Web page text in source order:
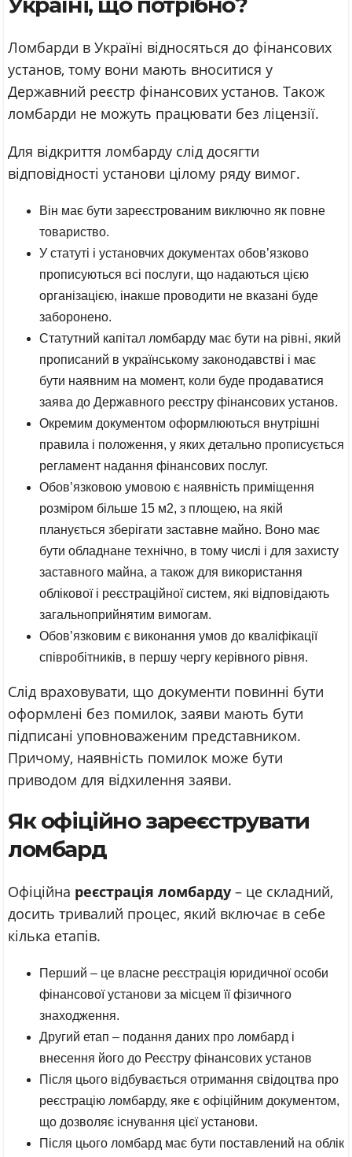
Ломбарди в Україні відносяться до фінансових
установ, тому вони мають вноситися у
Державний реєстр фінансових установ. Також
ломбарди не можуть працювати без ліцензії.
Для відкриття ломбарду слід досягти
відповідності установи цілому ряду вимог.
Він має бути зареєстрованим виключно як повне
товариство.
У статуті і установчих документах обов’язково
прописуються всі послуги, що надаються цією
організацією, інакше проводити не вказані буде
заборонено.
Статутний капітал ломбарду має бути на рівні, який
прописаний в українському законодавстві і має
бути наявним на момент, коли буде продаватися
заява до Державного реєстру фінансових установ.
Окремим документом оформлюються внутрішні
правила і положення, у яких детально прописується
регламент надання фінансових послуг.
Обов’язковою умовою є наявність приміщення
розміром більше 15 м2, з площею, на якій
планується зберігати заставне майно. Воно має
бути обладнане технічно, в тому числі і для захисту
заставного майна, а також для використання
облікової і реєстраційної систем, які відповідають
загальноприйнятим вимогам.
Обов’язковим є виконання умов до кваліфікації
співробітників, в першу чергу керівного рівня.
Слід враховувати, що документи повинні бути
оформлені без помилок, заяви мають бути
підписані уповноваженим представником.
Причому, наявність помилок може бути
приводом для відхилення заяви.
Як офіційно зареєструвати
ломбард
Офіційна реєстрація ломбарду – це складний,
досить тривалий процес, який включає в себе
кілька етапів.
Перший – це власне реєстрація юридичної особи
фінансової установи за місцем її фізичного
знаходження.
Другий етап – подання даних про ломбард і
внесення його до Реєстру фінансових установ
Після цього відбувається отримання свідоцтва про
реєстрацію ломбарду, яке є офіційним документом,
що дозволяє існування цієї установи.
Після цього ломбард має бути поставлений на облік